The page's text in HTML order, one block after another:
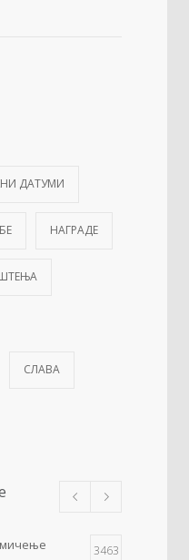
ДАТУМИ
НАГРАДЕ
СЛАВА
3463